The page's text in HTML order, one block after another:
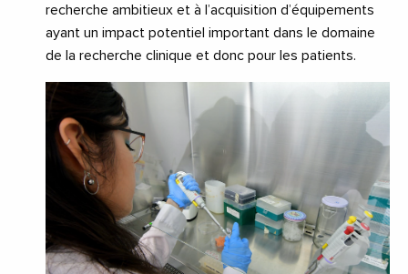
recherche ambitieux et à l’acquisition d’équipements
ayant un impact potentiel important dans le domaine
de la recherche clinique et donc pour les patients.